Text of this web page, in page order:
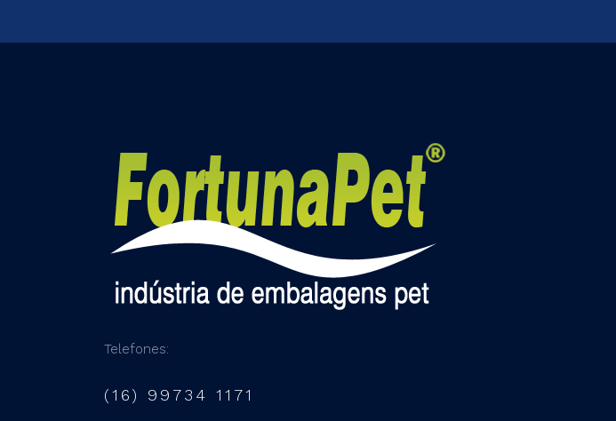
Telefones:
(16) 99734 1171